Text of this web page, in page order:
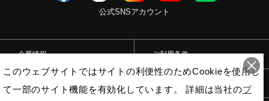
公式SNSアカウント
企業情報 ご利用条件
このウェブサイトではサイトの利便性のためCookieを使用し
て一部のサイト機能を有効化しています。 詳細は当社のプ